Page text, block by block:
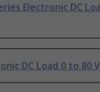
Electronic DC
DC Load 0 to 80